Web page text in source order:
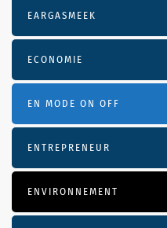
EARGASMEEK
ECONOMIE
EN MODE ON OFF
ENTREPRENEUR
ENVIRONNEMENT